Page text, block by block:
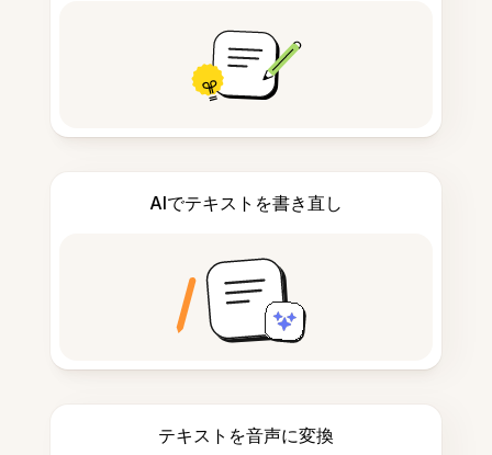
AIでテキストを書き直し
テキストを音声に変換